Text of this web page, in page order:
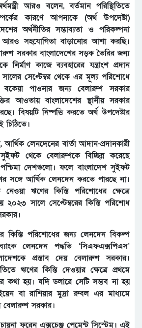
আরও বলেন, বর্তমান পরিস্থিতিতে
কারণে আপনাকে (অর্থ উপদেষ্টা)
অর্থনীতির সম্ভাব্যতা ও পরিকল্পনা
আরও সহযোগিতা বাড়ানোর আশা করছি।
সরকার বাংলাদেশের সড়ক তৈরির জন্য
নির্মাণ কাজে ব্যবহারের যন্ত্রাংশ প্রদান
সেপ্টেম্বর থেকে এর মূল্য পরিশোধে
বকেয়া পাওনার জন্য বেলারুশ সরকার
আওতায় বাংলাদেশের স্থানীয় সরকার
বিষয়টি নিষ্পত্তি করতে অর্থ উপদেষ্টার
চিঠিতে।
আর্থিক লেনদেনের বার্তা আদান-প্রদানকারী
সুইফট থেকে বেলারুশকে বিচ্ছিন্ন করেছে
পশ্চিমা দেশগুলো। ফলে বাংলাদেশ সুইফট
সঙ্গে আর্থিক লেনদেন করতে পারছে না।
ঋণের কিস্তি পরিশোধের ক্ষেত্রে
২০২৩ সালে সেপ্টেম্বরের কিস্তি পরিশোধ
পরিশোধের জন্য লেনদেন বিকল্প
লেনদেন পদ্ধতি ‘সিএফএক্সপিএস’
প্রস্তাব দেয় বেলারুশ সরকার।
ঋণের কিস্তি দেওয়ার ক্ষেত্রে প্রথমে
কথা হয়। যদি ডলারে সেটি সম্ভব না হয়
ইয়েন বা রাশিয়ার মুদ্রা রুবল এর মাধ্যমে
বেলারুশ সরকার।
ফরেন এক্সচেঞ্জ পেমেন্ট সিস্টেম। এই